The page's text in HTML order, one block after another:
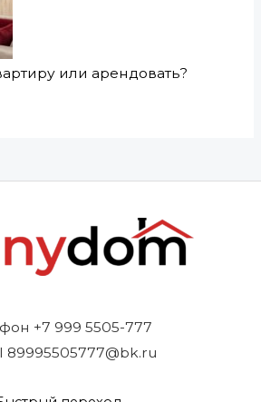
или арендовать?
+7 999 5505-777
89995505777@bk.ru